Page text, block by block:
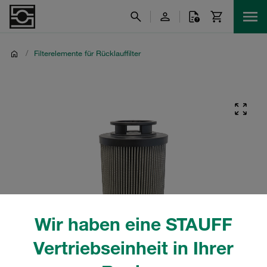
Wir haben eine STAUFF
Vertriebseinheit in Ihrer
/ Filterelemente für Rücklauffilter